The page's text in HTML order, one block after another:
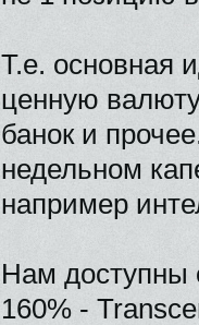
Т.е. основная
ценную
банок и
недельном
например
Нам
160% -